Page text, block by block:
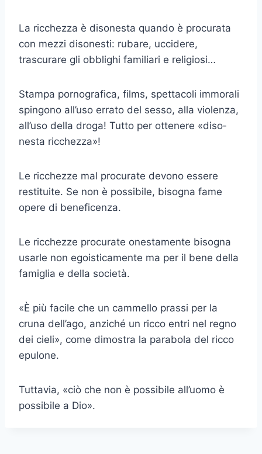
La ricchezza è disonesta quando è procurata
con mezzi disonesti: rubare, uccidere,
trascurare gli obblighi familiari e religiosi…
Stampa pornografica, films, spettacoli immorali
spingono all’uso er­rato del sesso, alla violenza,
all’uso della droga! Tutto per ottenere «diso­
nesta ricchezza»!
Le ricchezze mal procurate devono essere
restituite. Se non è possi­bile, bisogna fame
opere di beneficenza.
Le ricchezze procurate onestamente bisogna
usarle non egoisticamente ma per il bene della
famiglia e della società.
«È più facile che un cammello prassi per la
cruna dell’ago, anziché un ricco entri nel regno
dei cieli», come dimostra la parabola del ricco
epu­lone.
Tuttavia, «ciò che non è possibile all’uomo è
possibile a Dio».